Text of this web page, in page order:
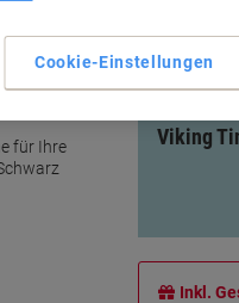
für Ihre
10 Jahre
Mehr anzeigen
Viking
Inkl.
Cookie-Einstellungen